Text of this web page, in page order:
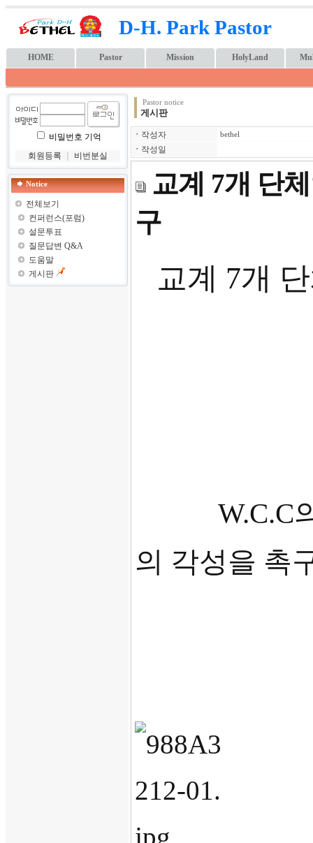
D-H. Park Pastor
HOME Pastor Mission HolyLand
비밀번호 기억
회원등록
비번분실
Notice
전체보기
컨퍼런스(포럼)
설문투표
질문답변 Q&A
도움말
게시판
Pastor notice
게시판
ㆍ 작성자 bethel
ㆍ 작성일
교계 7개 단
구
교계 7개
W.C.C
의 각성을 촉